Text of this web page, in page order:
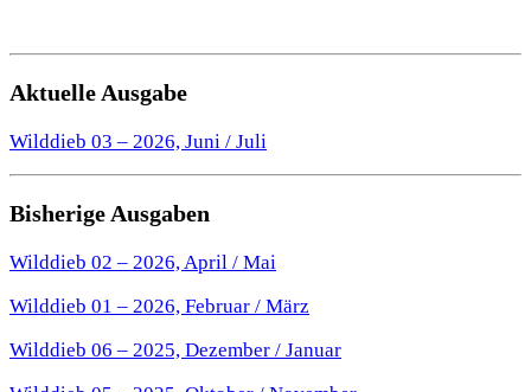
Aktuelle Ausgabe
Wilddieb 03 – 2026, Juni / Juli
Bisherige Ausgaben
Wilddieb 02 – 2026, April / Mai
Wilddieb 01 – 2026, Februar / März
Wilddieb 06 – 2025, Dezember / Januar